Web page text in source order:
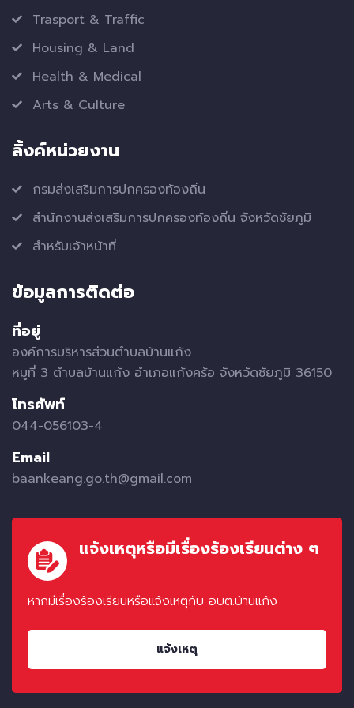
Trasport & Traffic
Housing & Land
Health & Medical
Arts & Culture
ลิ้งค์หน่วยงาน
กรมส่งเสริมการปกครองท้องถิ่น
สำนักงานส่งเสริมการปกครองท้องถิ่น จังหวัดชัยภูมิ
สำหรับเจ้าหน้าที่
ข้อมูลการติดต่อ
ที่อยู่
องค์การบริหารส่วนตำบลบ้านแก้ง
หมูที่ 3 ตำบลบ้านแก้ง อำเภอแก้งคร้อ จังหวัดชัยภูมิ 36150
โทรศัพท์
044-056103-4
Email
baankeang.go.th@gmail.com
แจ้งเหตุหรือมีเรื่องร้องเรียนต่าง ๆ
หากมีเรื่องร้องเรียนหรือแจ้งเหตุกับ อบต.บ้านแก้ง
แจ้งเหตุ